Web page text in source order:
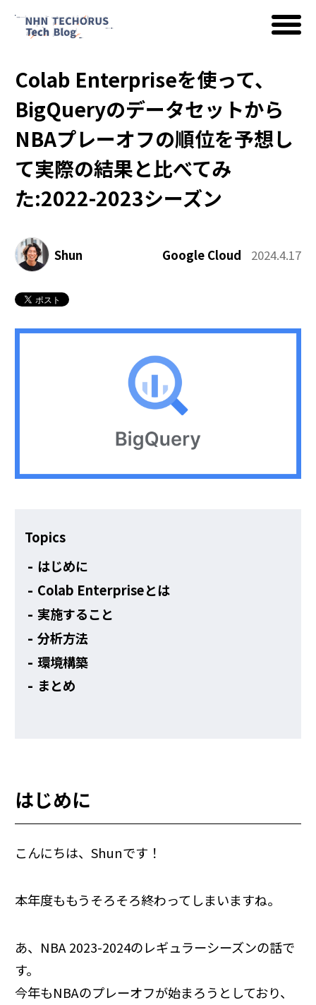
AWS
Google Cloud
イベント
コラム
その他
Colab Enterpriseを使って、
BigQueryのデータセットから
NBAプレーオフの順位を予想し
て実際の結果と比べてみ
た:2022-2023シーズン
Shun Google Cloud 2024.4.17
Topics
はじめに
Colab Enterpriseとは
実施すること
分析方法
環境構築
まとめ
はじめに
こんにちは、Shunです！
本年度ももうそろそろ終わってしまいますね。
あ、NBA 2023-2024のレギュラーシーズンの話で
す。
今年もNBAのプレーオフが始まろうとしており、